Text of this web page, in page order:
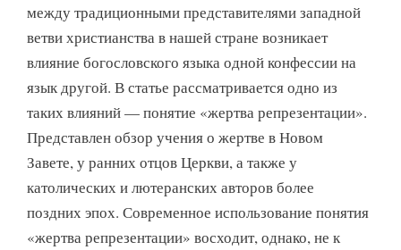
между традиционными представителями западной
ветви христианства в нашей стране возникает
влияние богословского языка одной конфессии на
язык другой. В статье рассматривается одно из
таких влияний — понятие «жертва репрезентации».
Представлен обзор учения о жертве в Новом
Завете, у ранних отцов Церкви, а также у
католических и лютеранских авторов более
поздних эпох. Современное использование понятия
«жертва репрезентации» восходит, однако, не к